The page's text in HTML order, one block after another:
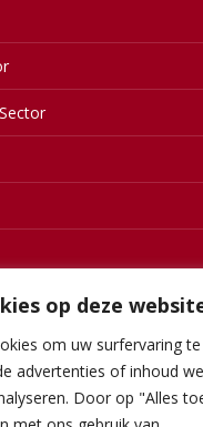
op deze
om uw surfervaring
advertenties of inhoud
Door op "Alles